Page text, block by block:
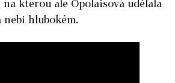
kterou ale Opolaisová udělala
nebi hlubokém.